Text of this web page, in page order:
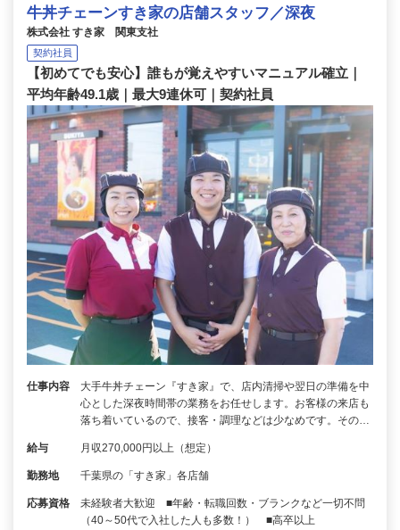
牛丼チェーンすき家の店舗スタッフ／深夜
株式会社 すき家 関東支社
契約社員
【初めてでも安心】誰もが覚えやすいマニュアル確立｜
平均年齢49.1歳｜最大9連休可｜契約社員
仕事内容
大手牛丼チェーン『すき家』で、店内清掃や翌日の準備を中
心とした深夜時間帯の業務をお任せします。お客様の来店も
落ち着いているので、接客・調理などは少なめです。その…
給与 月収270,000円以上（想定）
勤務地 千葉県の「すき家」各店舗
応募資格
未経験者大歓迎 ■年齢・転職回数・ブランクなど一切不問
（40～50代で入社した人も多数！） ■高卒以上